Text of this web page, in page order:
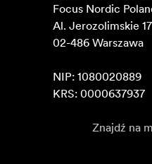
Focus Nordic
Al. Jerozolimskie
02-486 Warszawa
NIP: 1080020889
KRS: 0000637937
Znajdź na